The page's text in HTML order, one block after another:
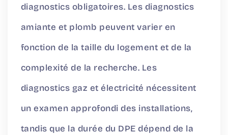
diagnostics obligatoires. Les diagnostics
amiante et plomb peuvent varier en
fonction de la taille du logement et de la
complexité de la recherche. Les
diagnostics gaz et électricité nécessitent
un examen approfondi des installations,
tandis que la durée du DPE dépend de la